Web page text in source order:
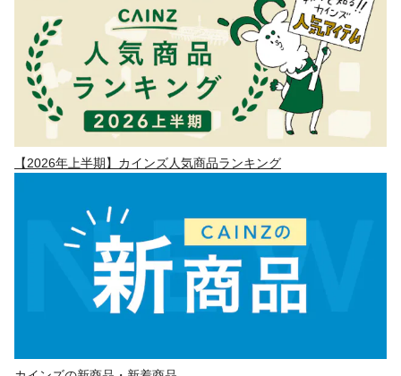
【2026年上半期】カインズ人気商品ランキング